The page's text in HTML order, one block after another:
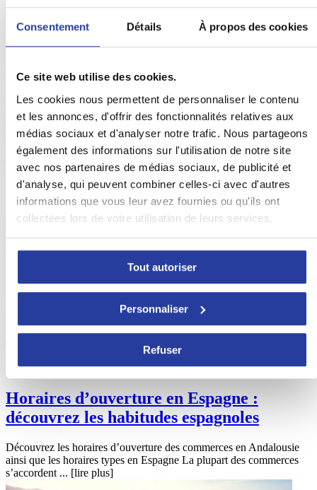
Consentement Détails À propos des cookies
Ce site web utilise des cookies.
Les cookies nous permettent de personnaliser le contenu
et les annonces, d'offrir des fonctionnalités relatives aux
médias sociaux et d'analyser notre trafic. Nous partageons
également des informations sur l'utilisation de notre site
avec nos partenaires de médias sociaux, de publicité et
d'analyse, qui peuvent combiner celles-ci avec d'autres
informations que vous leur avez fournies ou qu'ils ont
collectées lors de votre utilisation de leurs services.
Tout autoriser
Personnaliser
Refuser
18
Les transports publics en Andalousie :
comment voyager dans le sud de
l’Espagne
Les transports publics en Andalousie vous permettront de vous
déplacer entre les villes et les villages du sud de l’Espagne ...[lire
Nov 16
Horaires d’ouverture en Espagne :
découvrez les habitudes espagnoles
Découvrez les horaires d’ouverture des commerces en Andalousie
ainsi que les horaires types en Espagne La plupart des commerces
s’accordent ... [lire plus]